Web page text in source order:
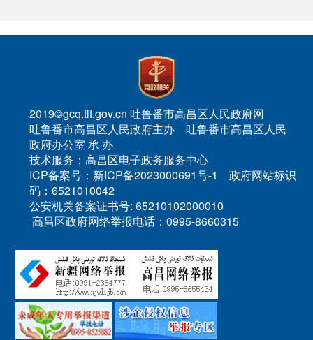
2019©gcq.tlf.gov.cn 吐鲁番市高昌区人民政府网
吐鲁番市高昌区人民政府主办 吐鲁番市高昌区人民
政府办公室 承 办
技术服务：高昌区电子政务服务中心
ICP备案号：新ICP备2023000691号-1 政府网站标识
码：6521010042
公安机关备案证书号: 65210102000010
高昌区政府网络举报电话：0995-8660315